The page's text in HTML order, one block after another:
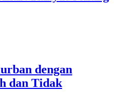
dengan
dan Tidak